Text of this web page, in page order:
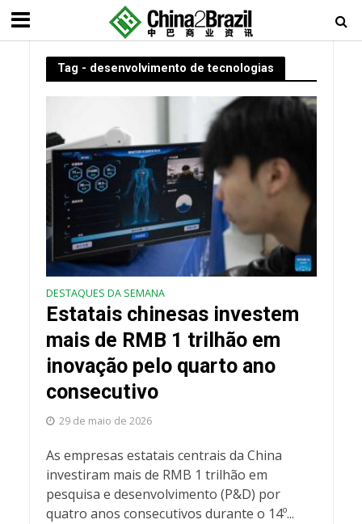
Tag - desenvolvimento de tecnologias
DESTAQUES DA SEMANA
Estatais chinesas investem
mais de RMB 1 trilhão em
inovação pelo quarto ano
consecutivo
29 de maio de 2026
As empresas estatais centrais da China
investiram mais de RMB 1 trilhão em
pesquisa e desenvolvimento (P&D) por
quatro anos consecutivos durante o 14º...